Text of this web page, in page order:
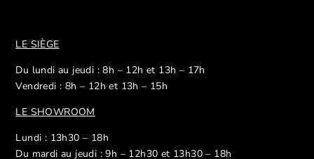
LE SIÈGE
Du lundi au jeudi : 8h – 12h et 13h – 17h
Vendredi : 8h – 12h et 13h – 15h
LE SHOWROOM
Lundi : 13h30 – 18h
Du mardi au jeudi : 9h – 12h30 et 13h30 – 18h